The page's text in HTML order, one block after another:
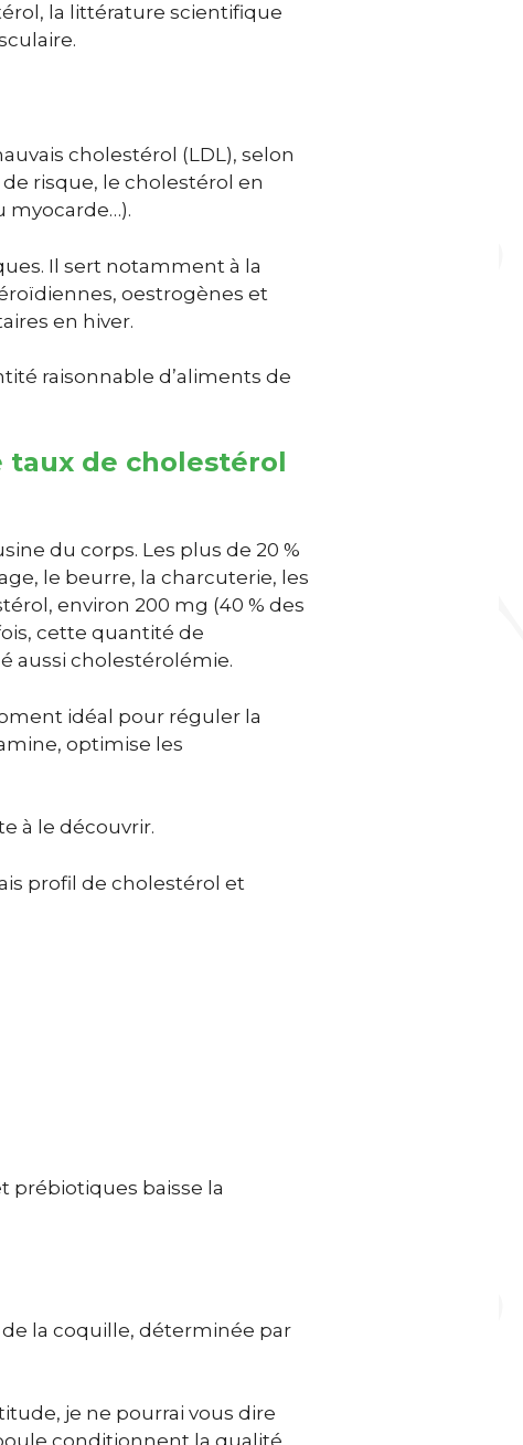
la littérature scientifique
cholestérol (LDL), selon
risque, le cholestérol en
myocarde…).
Il sert notamment à la
oestrogènes et
en hiver.
raisonnable d’aliments de
de cholestérol
du corps. Les plus de 20 %
le beurre, la charcuterie, les
environ 200 mg (40 % des
cette quantité de
aussi cholestérolémie.
idéal pour réguler la
optimise les
à le découvrir.
profil de cholestérol et
prébiotiques baisse la
la coquille, déterminée par
je ne pourrai vous dire
conditionnent la qualité